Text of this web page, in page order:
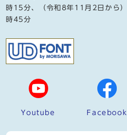
時15分、（令和8年11月2日から
時45分
Youtube Facebook